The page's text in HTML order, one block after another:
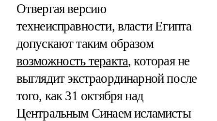
Отвергая версию
технеисправности, власти Египта
допускают таким образом
возможность теракта, которая не
выглядит экстраординарной после
того, как 31 октября над
Центральным Синаем исламисты